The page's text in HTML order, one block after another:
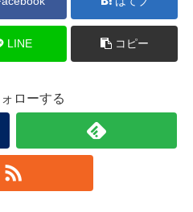
LINE コピー
ローする